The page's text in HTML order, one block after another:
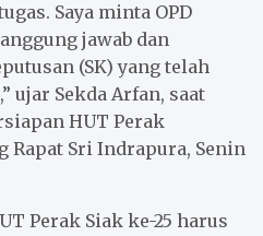
Saya minta OPD
jawab dan
(SK) yang telah
ujar Sekda Arfan, saat
HUT Perak
Rapat Sri Indrapura, Senin
Perak Siak ke-25 harus